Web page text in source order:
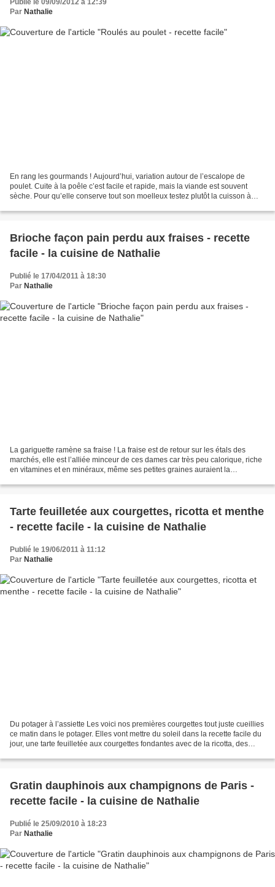
Publié le 09/09/2012 à 12:39
Par Nathalie
En rang les gourmands ! Aujourd’hui, variation autour de l’escalope de
poulet. Cuite à la poêle c’est facile et rapide, mais la viande est souvent
sèche. Pour qu’elle conserve tout son moelleux testez plutôt la cuisson à
Brioche façon pain perdu aux fraises - recette
facile - la cuisine de Nathalie
Publié le 17/04/2011 à 18:30
Par Nathalie
La gariguette ramène sa fraise ! La fraise est de retour sur les étals des
marchés, elle est l’alliée minceur de ces dames car très peu calorique, riche
en vitamines et en minéraux, même ses petites graines auraient la
Tarte feuilletée aux courgettes, ricotta et menthe
- recette facile - la cuisine de Nathalie
Publié le 19/06/2011 à 11:12
Par Nathalie
Du potager à l’assiette Les voici nos premières courgettes tout juste cueillies
ce matin dans le potager. Elles vont mettre du soleil dans la recette facile du
jour, une tarte feuilletée aux courgettes fondantes avec de la ricotta, des
Gratin dauphinois aux champignons de Paris -
recette facile - la cuisine de Nathalie
Publié le 25/09/2010 à 18:23
Par Nathalie